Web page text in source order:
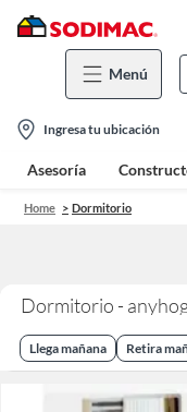
Menú
location-
icon
Ingresa tu ubicación
Asesoría
Home Dormitorio
Dormitorio -
Llega mañana Retira